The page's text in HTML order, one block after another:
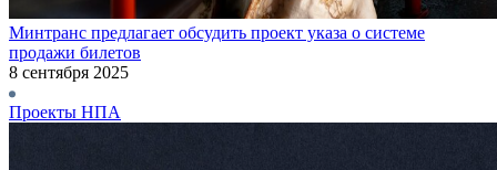
Минтранс предлагает обсудить проект указа о системе
продажи билетов
8 сентября 2025
Проекты НПА